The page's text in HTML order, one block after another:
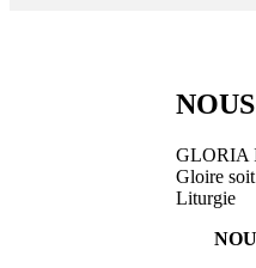
GLORIA
Gloire
Liturgie